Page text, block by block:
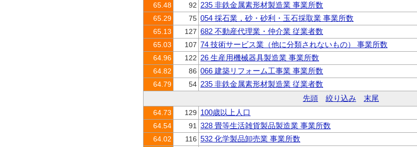
65.48
92 235 非鉄金属素形材製造業 事業所数
65.29
75 054 採石業，砂・砂利・玉石採取業 事業所数
65.13
127 682 不動産代理業・仲介業 従業者数
65.03
107 74 技術サービス業（他に分類されないもの） 事業所数
64.96
122 26 生産用機械器具製造業 事業所数
64.82
86 066 建築リフォーム工事業 事業所数
64.79
54 235 非鉄金属素形材製造業 従業者数
先頭 絞り込み 末尾
64.73 129 100歳以上人口
64.54
91 328 畳等生活雑貨製品製造業 事業所数
64.02
116 532 化学製品卸売業 事業所数